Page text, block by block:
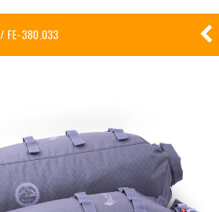
FE-380.033